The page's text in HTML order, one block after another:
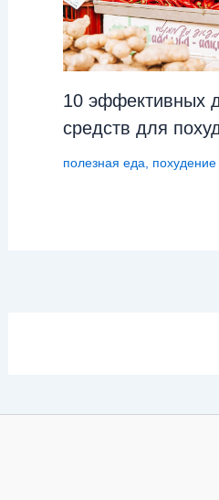
10 эффективных
средств для
полезная еда, похудение